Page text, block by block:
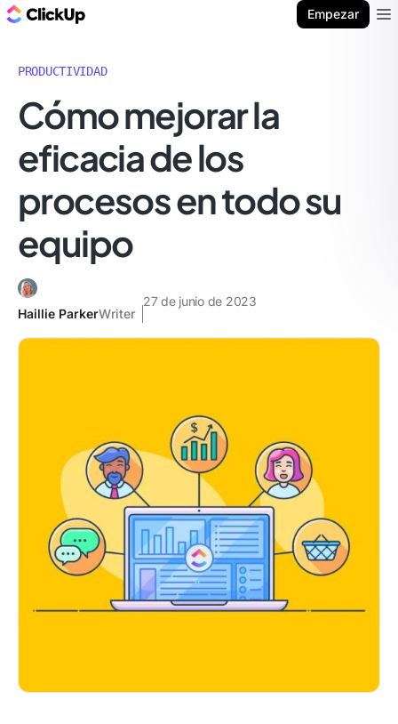
Empezar
PRODUCTIVIDAD
Cómo mejorar la
eficacia de los
procesos en todo su
equipo
Haillie ParkerWriter
27 de junio de 2023